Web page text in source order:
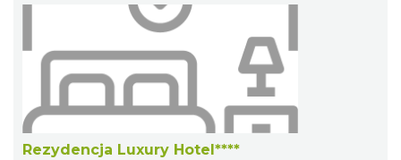
Rezydencja Luxury Hotel****